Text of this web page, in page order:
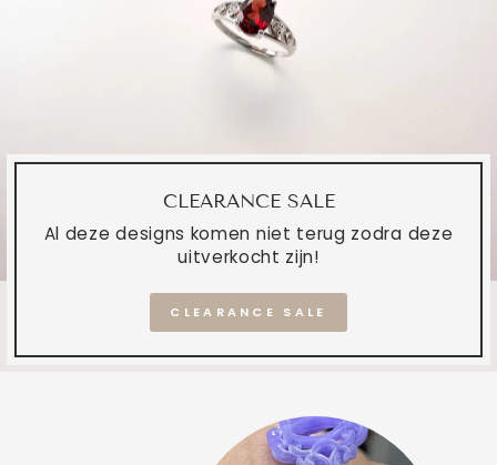
CLEARANCE SALE
Al deze designs komen niet terug zodra deze
uitverkocht zijn!
CLEARANCE SALE